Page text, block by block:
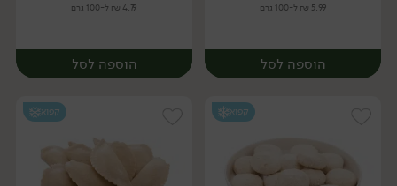
5.99 ₪ ל-100 גרם
הוספה לסל
4.79 ₪ ל-100 גרם
הוספה לסל
קפוא קפוא